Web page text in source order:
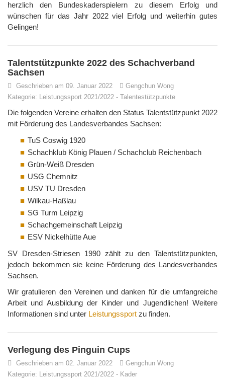
herzlich den Bundeskaderspielern zu diesem Erfolg und
wünschen für das Jahr 2022 viel Erfolg und weiterhin gutes
Gelingen!
Talentstützpunkte 2022 des Schachverband
Sachsen
Geschrieben am 09. Januar 2022
Gengchun Wong
Kategorie: Leistungssport 2021/2022 - Talentestützpunkte
Die folgenden Vereine erhalten den Status Talentstützpunkt 2022
mit Förderung des Landesverbandes Sachsen:
TuS Coswig 1920
Schachklub König Plauen / Schachclub Reichenbach
Grün-Weiß Dresden
USG Chemnitz
USV TU Dresden
Wilkau-Haßlau
SG Turm Leipzig
Schachgemeinschaft Leipzig
ESV Nickelhütte Aue
SV Dresden-Striesen 1990 zählt zu den Talentstützpunkten,
jedoch bekommen sie keine Förderung des Landesverbandes
Sachsen.
Wir gratulieren den Vereinen und danken für die umfangreiche
Arbeit und Ausbildung der Kinder und Jugendlichen! Weitere
Informationen sind unter Leistungssport zu finden.
Verlegung des Pinguin Cups
Geschrieben am 02. Januar 2022
Gengchun Wong
Kategorie: Leistungssport 2021/2022 - Kader